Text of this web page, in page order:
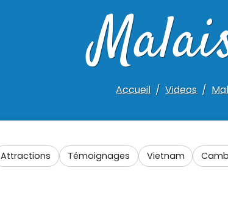
Accueil Videos
Attractions Témoignages Vietnam